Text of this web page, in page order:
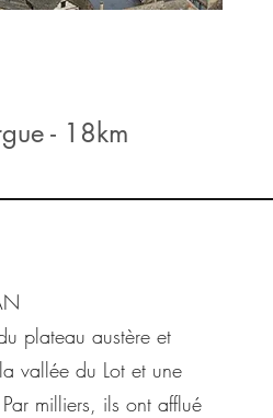
- 18km
plateau austère et
vallée du Lot et une
milliers, ils ont afflué